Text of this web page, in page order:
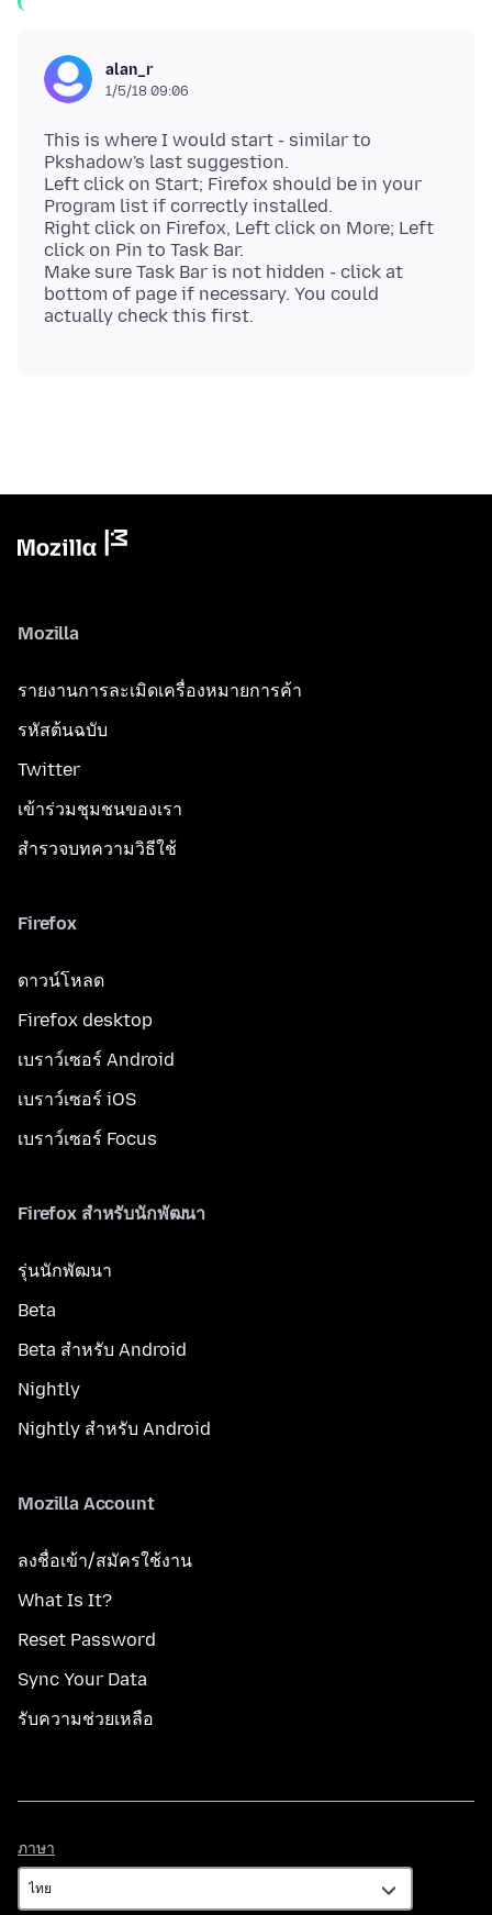
alan_r
1/5/18 09:06
This is where I would start - similar to
Pkshadow's last suggestion.
Left click on Start; Firefox should be in your
Program list if correctly installed.
Right click on Firefox, Left click on More; Left
click on Pin to Task Bar.
Make sure Task Bar is not hidden - click at
bottom of page if necessary. You could
Mozilla
รายงานการละเมิดเครื่องหมายการค้า
รหัสต้นฉบับ
Twitter
เข้าร่วมชุมชนของเรา
สำรวจบทความวิธีใช้
Firefox
ดาวน์โหลด
Firefox desktop
เบราว์เซอร์ Android
เบราว์เซอร์ iOS
เบราว์เซอร์ Focus
Firefox สำหรับนักพัฒนา
รุ่นนักพัฒนา
Beta
Beta สำหรับ Android
Nightly
Nightly สำหรับ Android
Mozilla Account
ลงชื่อเข้า/สมัครใช้งาน
What Is It?
Reset Password
Sync Your Data
รับความช่วยเหลือ
ภาษา